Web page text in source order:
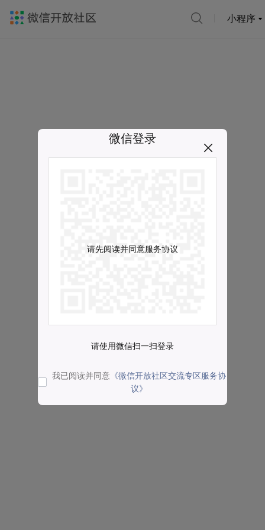
小程序
微信登录
请先阅读并同意服务协议
请使用微信扫一扫登录
我已阅读并同意 《微信开放社区交流专区服务协
议》